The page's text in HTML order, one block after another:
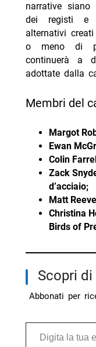
narrative siano
dei registi e
alternativi
o meno di
continuerà a
adottate dalla
Membri del
Margot
Ewan
Colin
Zack
d’acciaio;
Matt
Christina
Birds of
Scopri
Abbonati per
Digita la tua e-mail...